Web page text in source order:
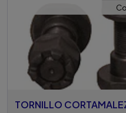
TORNILLO